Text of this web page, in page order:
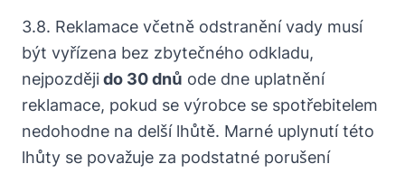
3.8. Reklamace včetně odstranění vady musí
být vyřízena bez zbytečného odkladu,
nejpozdějido 30 dnů ode dne uplatnění
reklamace, pokud se výrobce se spotřebitelem
nedohodne na delší lhůtě. Marné uplynutí této
lhůty se považuje za podstatné porušení